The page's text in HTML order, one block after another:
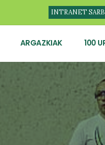
INTRANET
ARGAZKIAK 100